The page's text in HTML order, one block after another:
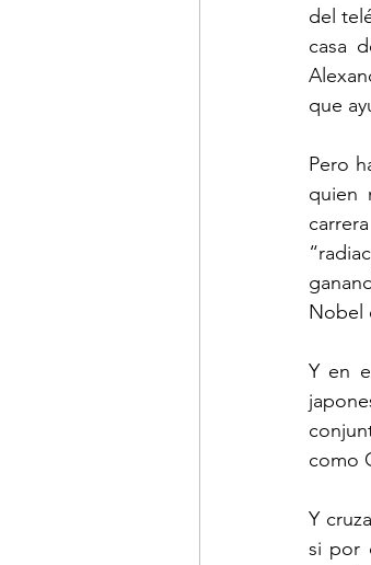
del
casa
que
Pero
quien
Nobel
Y en
como
Y
si por